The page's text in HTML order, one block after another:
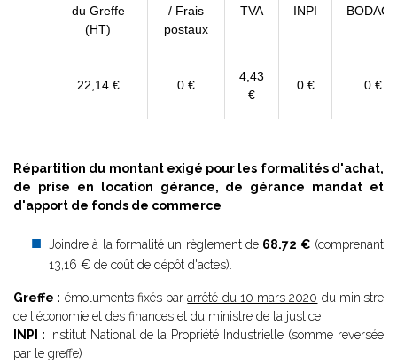
du Greffe
(HT)
/ Frais
postaux
TVA INPI
22,14 € 0 €
4,43
€
0 € 0 €
Répartition du montant exigé pour les formalités d'achat,
de prise en location gérance, de gérance mandat et
d'apport de fonds de commerce
Joindre à la formalité un règlement de 68.72 € (comprenant
13,16 € de coût de dépôt d'actes).
Greffe : émoluments fixés pararrêté du 10 mars 2020 du ministre
de l'économie et des finances et du ministre de la justice
INPI : Institut National de la Propriété Industrielle (somme reversée
par le greffe)